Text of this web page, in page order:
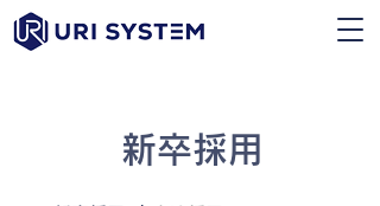
新卒採用